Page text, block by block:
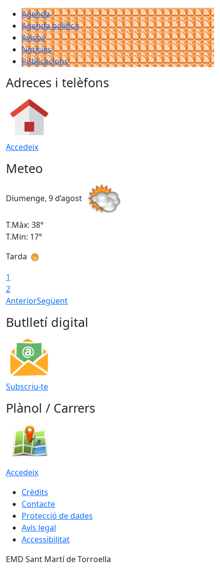
Agenda
Agenda política
Avisos
Notícies
Publicacions
Adreces i telèfons
Accedeix
Meteo
Diumenge, 9 d’agost
T.Màx: 38°
T.Min: 17°
Tarda
1
2
AnteriorSegüent
Butlletí digital
Subscriu-te
Plànol / Carrers
Accedeix
Crèdits
Contacte
Protecció de dades
Avís legal
Accessibilitat
EMD Sant Martí de Torroella